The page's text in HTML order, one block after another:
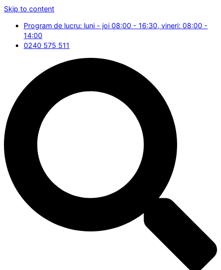
Skip to content
Program de lucru: luni - joi 08:00 - 16:30, vineri: 08:00 -
14:00
0240 575 511